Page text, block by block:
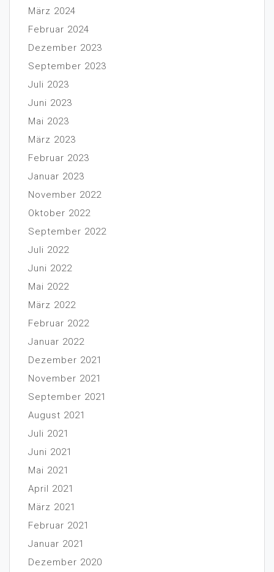
März 2024
Februar 2024
Dezember 2023
September 2023
Juli 2023
Juni 2023
Mai 2023
März 2023
Februar 2023
Januar 2023
November 2022
Oktober 2022
September 2022
Juli 2022
Juni 2022
Mai 2022
März 2022
Februar 2022
Januar 2022
Dezember 2021
November 2021
September 2021
August 2021
Juli 2021
Juni 2021
Mai 2021
April 2021
März 2021
Februar 2021
Januar 2021
Dezember 2020